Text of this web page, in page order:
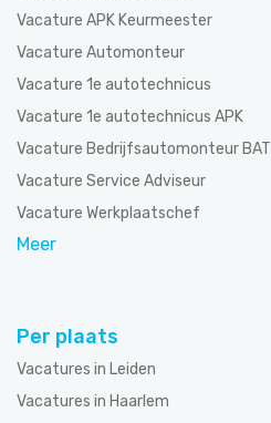
Vacature APK Keurmeester
Vacature Automonteur
Vacature 1e autotechnicus
Vacature 1e autotechnicus APK
Vacature Bedrijfsautomonteur BAT
Vacature Service Adviseur
Vacature Werkplaatschef
Meer
Per plaats
Vacatures in Leiden
Vacatures in Haarlem